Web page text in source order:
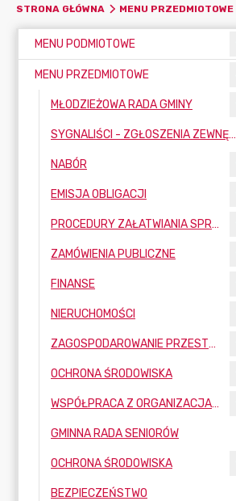
STRONA GŁÓWNA MENU PRZEDMIOTOWE
MENU PODMIOTOWE
MENU PRZEDMIOTOWE
MŁODZIEŻOWA RADA GMINY
SYGNALIŚCI - ZGŁOSZENIA ZEWNĘTRZNE
NABÓR
EMISJA OBLIGACJI
PROCEDURY ZAŁATWIANIA SPRAW
ZAMÓWIENIA PUBLICZNE
FINANSE
NIERUCHOMOŚCI
ZAGOSPODAROWANIE PRZESTRZENNE
OCHRONA ŚRODOWISKA
WSPÓŁPRACA Z ORGANIZACJAMI POZARZĄDOWYMI
GMINNA RADA SENIORÓW
OCHRONA ŚRODOWISKA
BEZPIECZEŃSTWO